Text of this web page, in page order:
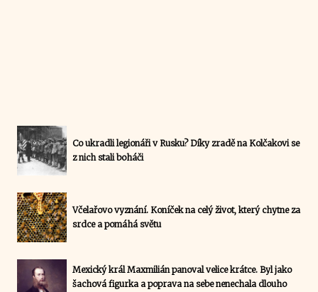
Co ukradli legionáři v Rusku? Díky zradě na Kolčakovi se
z nich stali boháči
Včelařovo vyznání. Koníček na celý život, který chytne za
srdce a pomáhá světu
Mexický král Maxmilián panoval velice krátce. Byl jako
šachová figurka a poprava na sebe nenechala dlouho